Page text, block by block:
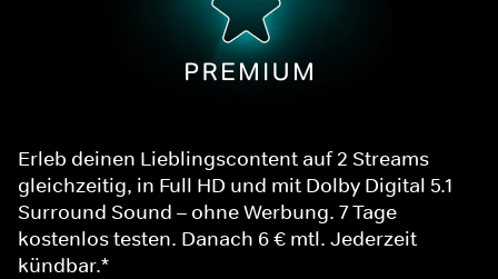
Erleb deinen Lieblingscontent auf 2 Streams
gleichzeitig, in Full HD und mit Dolby Digital 5.1
Surround Sound – ohne Werbung. 7 Tage
kostenlos testen. Danach 6 € mtl. Jederzeit
kündbar.*